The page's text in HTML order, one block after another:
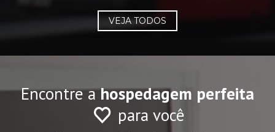
VEJA TODOS
Encontre ahospedagem perfeita
para você